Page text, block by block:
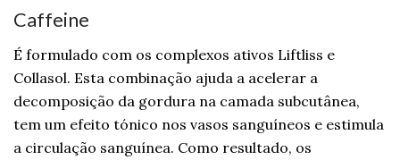
Caffeine
É formulado com os complexos ativos Liftliss e
Collasol. Esta combinação ajuda a acelerar a
decomposição da gordura na camada subcutânea,
tem um efeito tónico nos vasos sanguíneos e estimula
a circulação sanguínea. Como resultado, os